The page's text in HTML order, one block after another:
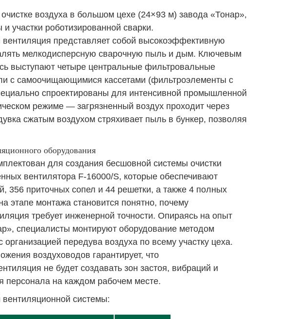
воздуха в большом цехе (24×93 м) завода «Тонар»,
участки роботизированной сварки.
представляет собой высокоэффективную
мелкодисперсную сварочную пыль и дым. Ключевым
выступают четыре центральные фильтровальные
с самоочищающимися кассетами (фильтроэлементы с
спроектированы для интенсивной промышленной
режиме — загрязненный воздух проходит через
сжатым воздухом стряхивает пыль в бункер, позволяя
оборудования
для создания бесшовной системы очистки
вентилятора F-16000/S, которые обеспечивают
356 приточных сопел и 44 решетки, а также 4 полных
этапе монтажа становится понятно, почему
требует инженерной точности. Опираясь на опыт
специалисты монтируют оборудование методом
передува воздуха по всему участку цеха.
воздуховодов гарантирует, что
не будет создавать зон застоя, вибраций и
персонала на каждом рабочем месте.
системы: